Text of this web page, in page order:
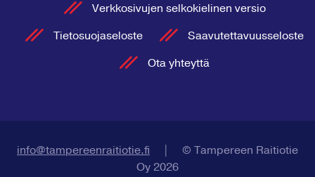
Verkkosivujen selkokielinen versio
Tietosuojaseloste
Saavutettavuusseloste
Ota yhteyttä
info@tampereenraitiotie.fi
© Tampereen Raitiotie
Oy 2026